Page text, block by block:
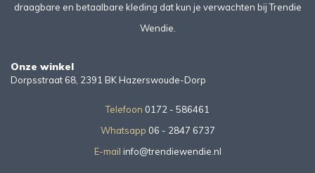
draagbare en betaalbare kleding dat kun je verwachten bij Trendie
Wendie.
Onze winkel
Dorpsstraat 68, 2391 BK Hazerswoude-Dorp
Telefoon 0172 - 586461
Whatsapp 06 - 2847 6737
E-mail info@trendiewendie.nl